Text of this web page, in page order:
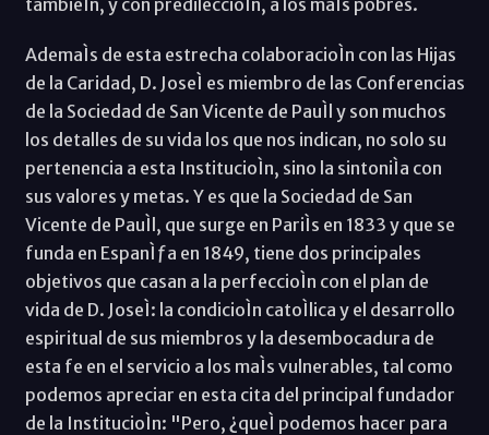
AdemaÌs de esta estrecha colaboracioÌn con las Hijas
de la Caridad, D. JoseÌ es miembro de las Conferencias
de la Sociedad de San Vicente de PauÌl y son muchos
los detalles de su vida los que nos indican, no solo su
pertenencia a esta InstitucioÌn, sino la sintoniÌa con
sus valores y metas. Y es que la Sociedad de San
Vicente de PauÌl, que surge en PariÌs en 1833 y que se
funda en EspanÌƒa en 1849, tiene dos principales
objetivos que casan a la perfeccioÌn con el plan de
vida de D. JoseÌ: la condicioÌn catoÌlica y el desarrollo
espiritual de sus miembros y la desembocadura de
esta fe en el servicio a los maÌs vulnerables, tal como
podemos apreciar en esta cita del principal fundador
de la InstitucioÌn: "Pero, ¿queÌ podemos hacer para